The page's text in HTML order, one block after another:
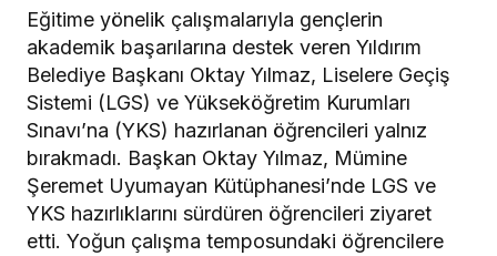
Eğitime yönelik çalışmalarıyla gençlerin
akademik başarılarına destek veren Yıldırım
Belediye Başkanı Oktay Yılmaz, Liselere Geçiş
Sistemi (LGS) ve Yükseköğretim Kurumları
Sınavı’na (YKS) hazırlanan öğrencileri yalnız
bırakmadı. Başkan Oktay Yılmaz, Mümine
Şeremet Uyumayan Kütüphanesi’nde LGS ve
YKS hazırlıklarını sürdüren öğrencileri ziyaret
etti. Yoğun çalışma temposundaki öğrencilere